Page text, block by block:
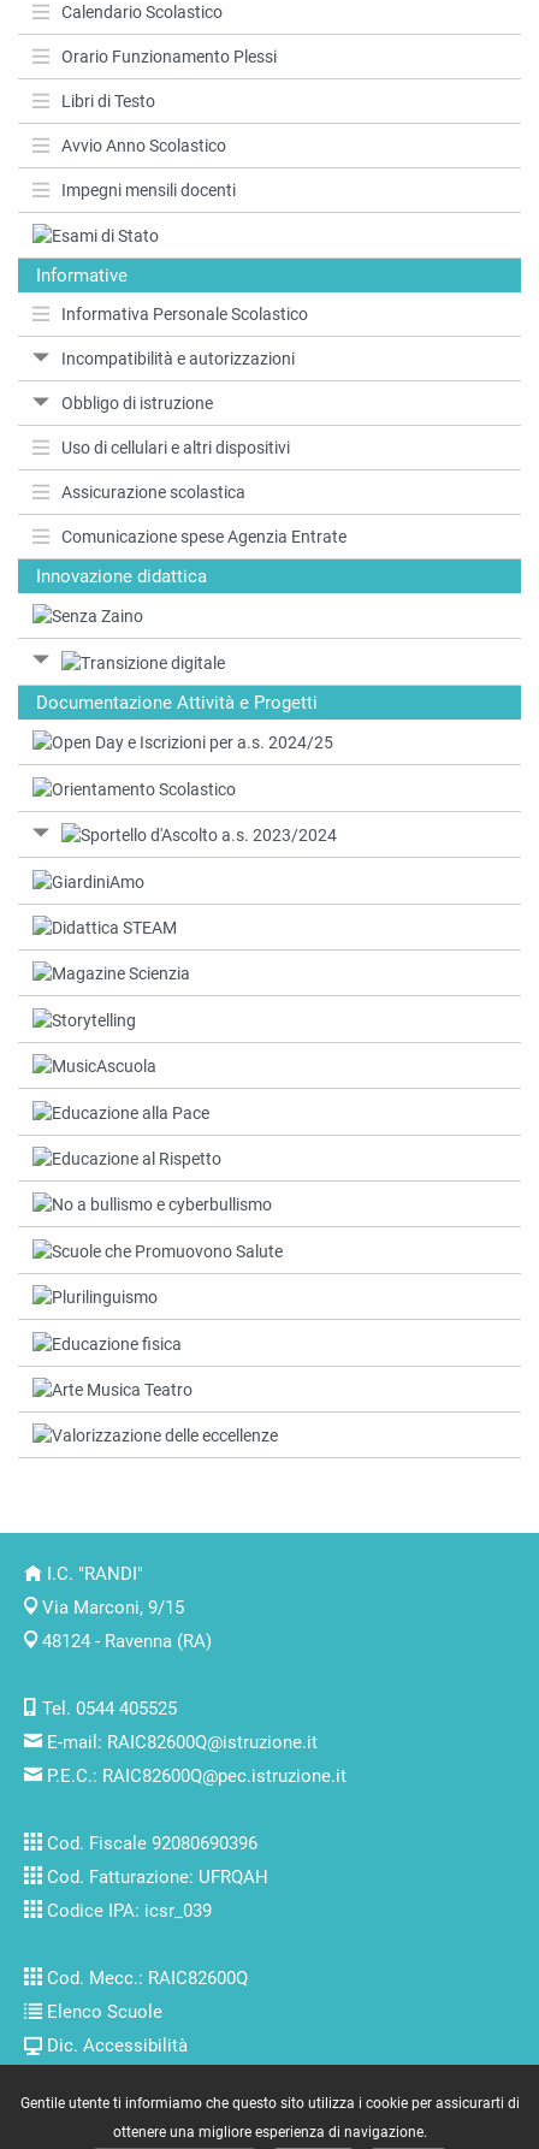
Calendario Scolastico
Orario Funzionamento Plessi
Libri di Testo
Avvio Anno Scolastico
Impegni mensili docenti
Informative
Informativa Personale Scolastico
Incompatibilità e autorizzazioni
Obbligo di istruzione
Uso di cellulari e altri dispositivi
Assicurazione scolastica
Comunicazione spese Agenzia Entrate
Innovazione didattica
Documentazione Attività e Progetti
I.C. "RANDI"
Via Marconi, 9/15
48124 - Ravenna (RA)
Tel. 0544 405525
E-mail: RAIC82600Q@istruzione.it
P.E.C.: RAIC82600Q@pec.istruzione.it
Cod. Fiscale 92080690396
Cod. Fatturazione: UFRQAH
Codice IPA: icsr_039
Cod. Mecc.: RAIC82600Q
Elenco Scuole
Dic. Accessibilità
Copyright © 2007/2022 by www.massimolenzi.com
Utenti connessi: 5550
Gentile utente ti informiamo che questo sito utilizza i cookie per assicurarti di
ottenere una migliore esperienza di navigazione.